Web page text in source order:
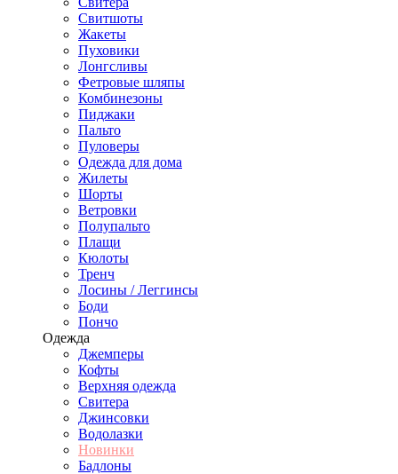
Свитшоты
Жакеты
Пуховики
Лонгсливы
Фетровые шляпы
Комбинезоны
Пиджаки
Пальто
Пуловеры
Одежда для дома
Жилеты
Шорты
Ветровки
Полупальто
Плащи
Кюлоты
Тренч
Лосины / Леггинсы
Боди
Пончо
Одежда
Джемперы
Кофты
Верхняя одежда
Свитера
Джинсовки
Водолазки
Новинки
Бадлоны